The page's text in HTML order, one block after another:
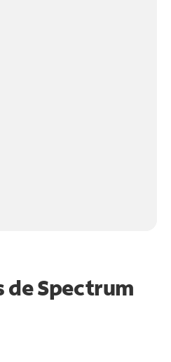
de Spectrum